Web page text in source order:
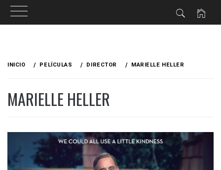
INICIO PELÍCULAS DIRECTOR MARIELLE HELLER
MARIELLE HELLER